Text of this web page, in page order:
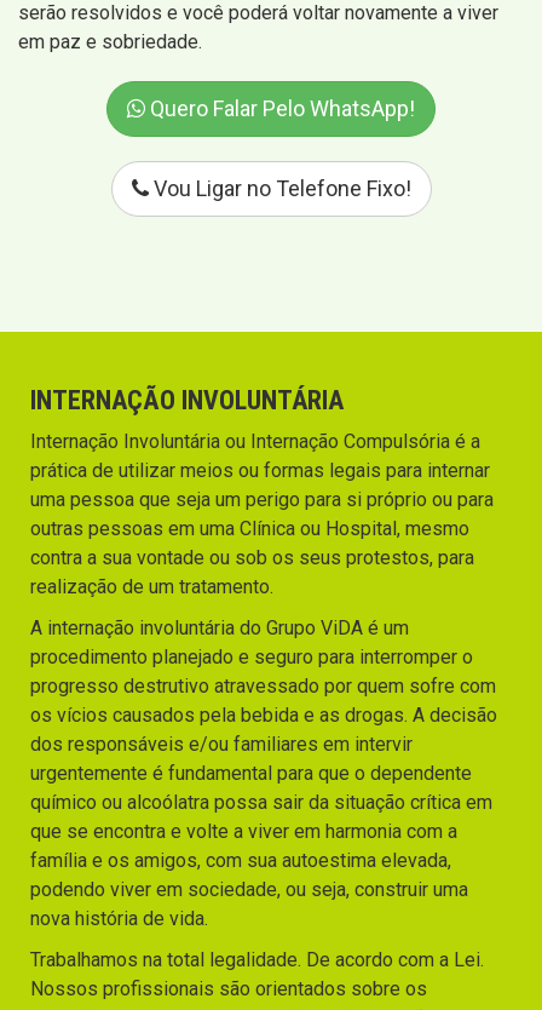
serão resolvidos e você poderá voltar novamente a viver
em paz e sobriedade.
Quero Falar Pelo WhatsApp!
Vou Ligar no Telefone Fixo!
INTERNAÇÃO INVOLUNTÁRIA
Internação Involuntária ou Internação Compulsória é a
prática de utilizar meios ou formas legais para internar
uma pessoa que seja um perigo para si próprio ou para
outras pessoas em uma Clínica ou Hospital, mesmo
contra a sua vontade ou sob os seus protestos, para
realização de um tratamento.
A internação involuntária do Grupo ViDA é um
procedimento planejado e seguro para interromper o
progresso destrutivo atravessado por quem sofre com
os vícios causados pela bebida e as drogas. A decisão
dos responsáveis e/ou familiares em intervir
urgentemente é fundamental para que o dependente
químico ou alcoólatra possa sair da situação crítica em
que se encontra e volte a viver em harmonia com a
família e os amigos, com sua autoestima elevada,
podendo viver em sociedade, ou seja, construir uma
nova história de vida.
Trabalhamos na total legalidade. De acordo com a Lei.
Nossos profissionais são orientados sobre os